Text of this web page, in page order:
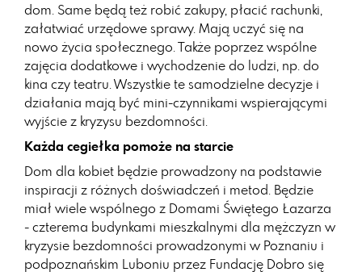
dom. Same będą też robić zakupy, płacić rachunki,
załatwiać urzędowe sprawy. Mają uczyć się na
nowo życia społecznego. Także poprzez wspólne
zajęcia dodatkowe i wychodzenie do ludzi, np. do
kina czy teatru. Wszystkie te samodzielne decyzje i
działania mają być mini-czynnikami wspierającymi
wyjście z kryzysu bezdomności.
Każda cegiełka pomoże na starcie
Dom dla kobiet będzie prowadzony na podstawie
inspiracji z różnych doświadczeń i metod. Będzie
miał wiele wspólnego z Domami Świętego Łazarza
- czterema budynkami mieszkalnymi dla mężczyzn w
kryzysie bezdomności prowadzonymi w Poznaniu i
podpoznańskim Luboniu przez Fundację Dobro się